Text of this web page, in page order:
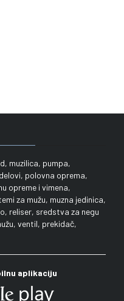
muzilica, pumpa,
polovna oprema,
opreme i vimena,
za mužu, muzna jedinica,
reliser, sredstva za negu
ventil, prekidač,
aplikaciju